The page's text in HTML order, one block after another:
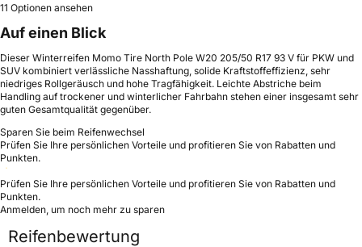
11 Optionen ansehen
Auf einen Blick
Dieser Winterreifen Momo Tire North Pole W20 205/50 R17 93 V für PKW und
SUV kombiniert verlässliche Nasshaftung, solide Kraftstoffeffizienz, sehr
niedriges Rollgeräusch und hohe Tragfähigkeit. Leichte Abstriche beim
Handling auf trockener und winterlicher Fahrbahn stehen einer insgesamt sehr
guten Gesamtqualität gegenüber.
Sparen Sie beim Reifenwechsel
Prüfen Sie Ihre persönlichen Vorteile und profitieren Sie von Rabatten und
Punkten.
Prüfen Sie Ihre persönlichen Vorteile und profitieren Sie von Rabatten und
Punkten.
Anmelden, um noch mehr zu sparen
Reifenbewertung